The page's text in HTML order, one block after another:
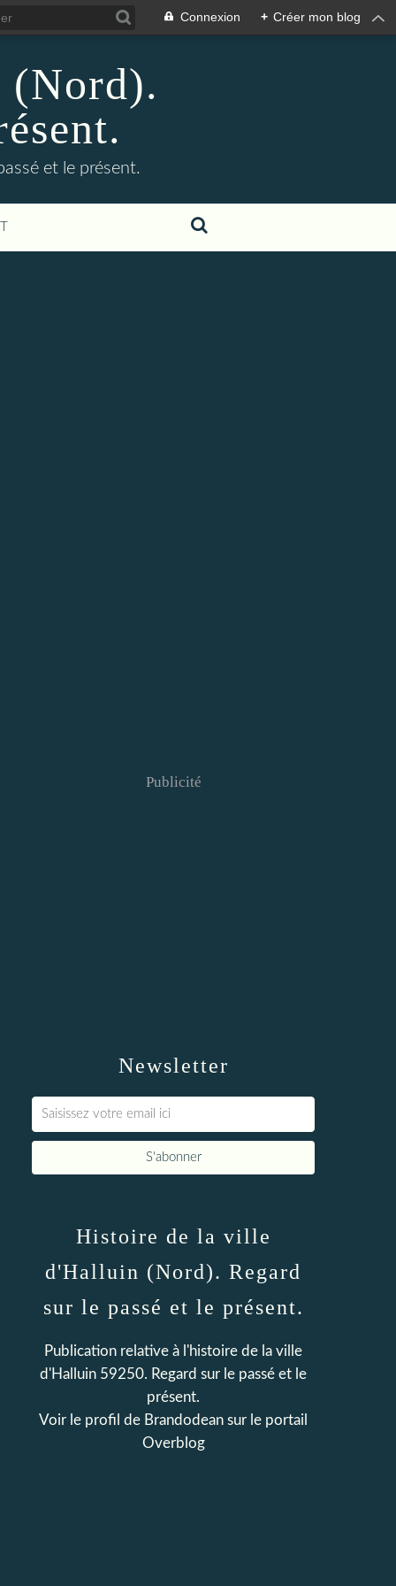
Connexion + Créer mon blog
et le présent.
Newsletter
Publicité
Histoire de la ville
d'Halluin (Nord). Regard
sur le passé et le présent.
Publication relative à l'histoire de la ville
d'Halluin 59250. Regard sur le passé et le
présent.
Voir le profil de Brandodean sur le portail
Overblog